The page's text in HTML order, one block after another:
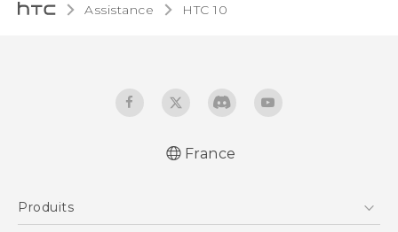
Assistance HTC 10‎
France
Produits